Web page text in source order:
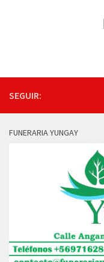
SEGUIR:
FUNERARIA YUNGAY